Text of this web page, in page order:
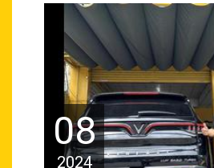
08
2024